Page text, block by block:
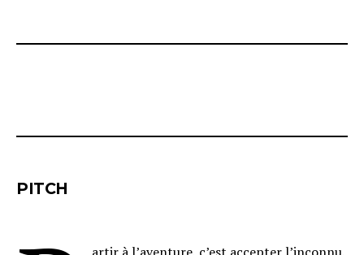
PITCH